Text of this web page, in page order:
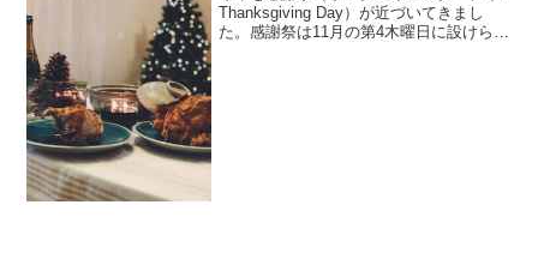
Thanksgiving Day）が近づいてきまし
た。感謝祭は11月の第4木曜日に設けられ